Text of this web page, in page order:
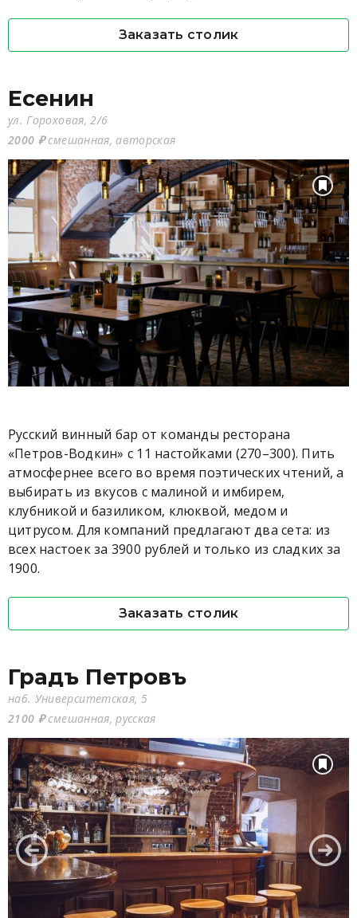
Заказать столик
Есенин
ул. Гороховая, 2/6
2000 ₽смешанная, авторская
Русский винный бар от команды ресторана
«Петров-Водкин» с 11 настойками (270–300). Пить
атмосфернее всего во время поэтических чтений, а
выбирать из вкусов с малиной и имбирем,
клубникой и базиликом, клюквой, медом и
цитрусом. Для компаний предлагают два сета: из
всех настоек за 3900 рублей и только из сладких за
1900.
Заказать столик
Градъ Петровъ
наб. Университетская, 5
2100 ₽смешанная, русская